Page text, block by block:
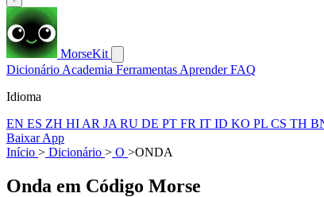
MorseKit
Dicionário Academia Ferramentas AprenderFAQ
Idioma
EN ES ZH HI AR JA RU DE PT FR IT ID KO PL CS TH
Baixar App
Início > Dicionário > O >ONDA
Onda em Código Morse